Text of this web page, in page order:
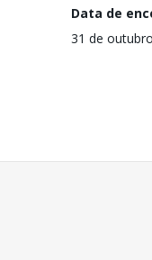
Data de
31 de